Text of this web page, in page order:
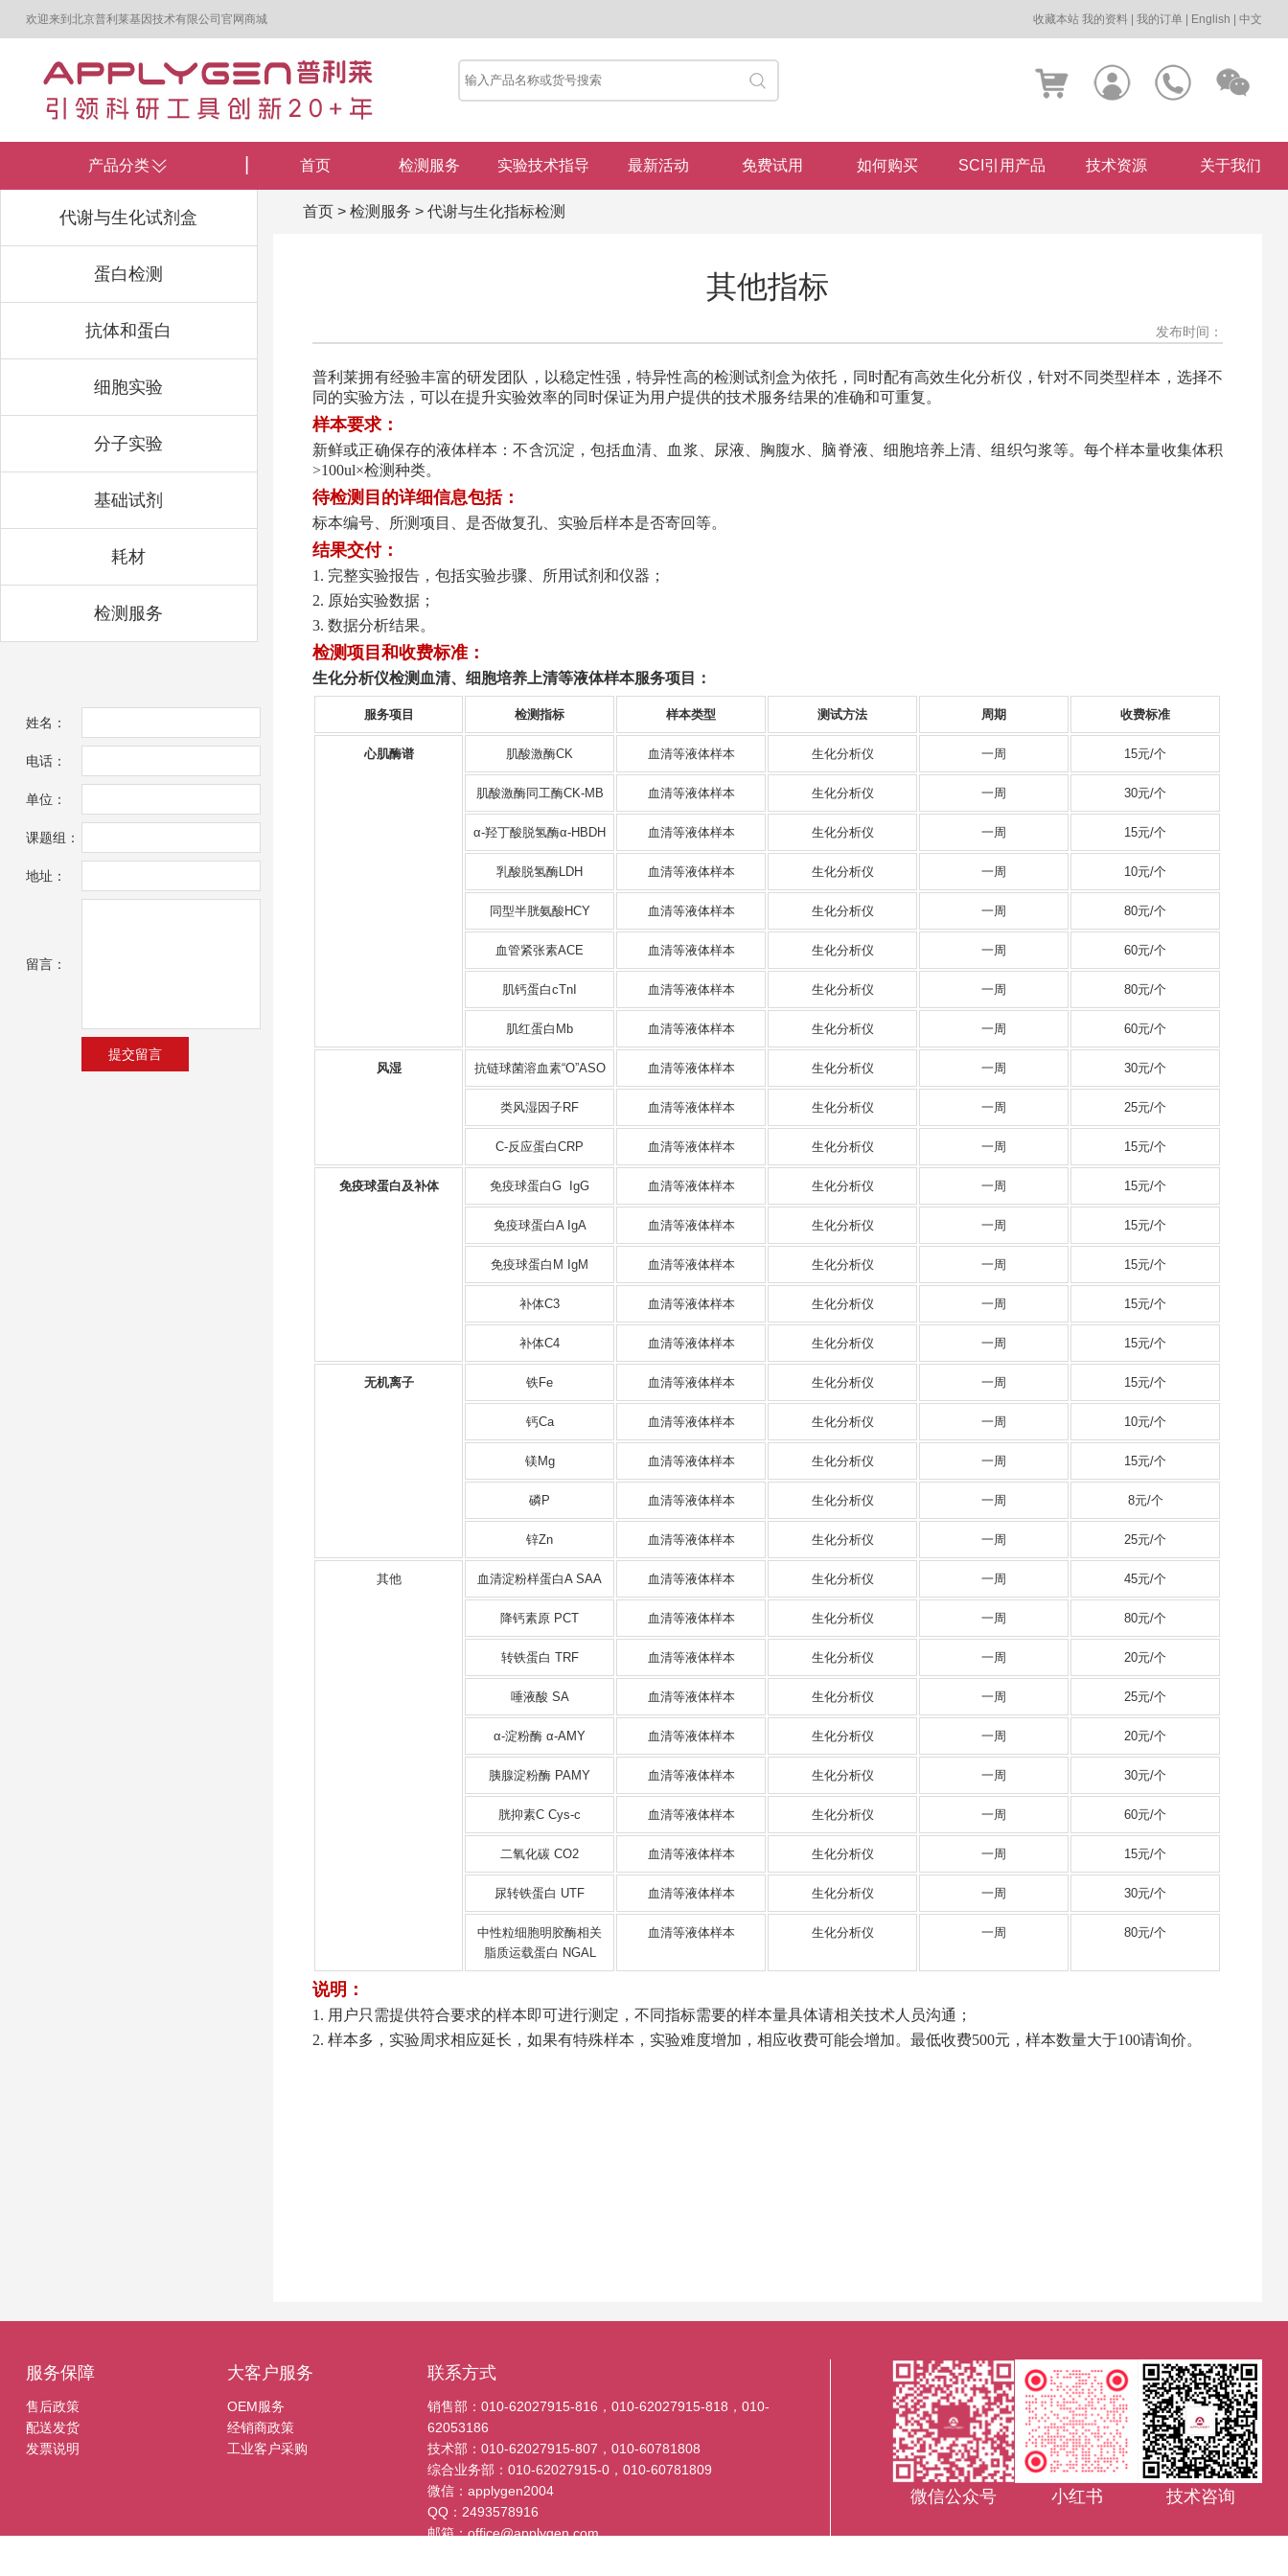
欢迎来到北京普利莱基因技术有限公司官网商城 收藏本站 我的资料 |我的订单 English |中文
产品分类
代谢与生化试剂盒
蛋白检测
抗体和蛋白
细胞实验
分子实验
基础试剂
耗材
检测服务
首页 检测服务 实验技术指导 最新活动 免费试用 如何购买 SCI引用产品 技术资源 关于我们
首页> 检测服务 > 代谢与生化指标检测
其他指标
发布时间：
普利莱拥有经验丰富的研发团队，以稳定性强，特异性高的检测试剂盒为依托，同时配有高效生化分析仪，针对不同类型样本，选择不
同的实验方法，可以在提升实验效率的同时保证为用户提供的技术服务结果的准确和可重复。
样本要求：
新鲜或正确保存的液体样本：不含沉淀，包括血清、血浆、尿液、胸腹水、脑脊液、细胞培养上清、组织匀浆等。每个样本量收集体积
>100ul×检测种类。
待检测目的详细信息包括：
标本编号、所测项目、是否做复孔、实验后样本是否寄回等。
结果交付：
1. 完整实验报告，包括实验步骤、所用试剂和仪器；
2. 原始实验数据；
3. 数据分析结果。
检测项目和收费标准：
生化分析仪检测血清、细胞培养上清等液体样本服务项目：
服务项目 检测指标 样本类型 测试方法 周期 收费标准
心肌酶谱 肌酸激酶CK 血清等液体样本 生化分析仪 一周 15元/个
肌酸激酶同工酶CK-MB 血清等液体样本 生化分析仪 一周 30元/个
α-羟丁酸脱氢酶α-HBDH 血清等液体样本 生化分析仪 一周 15元/个
乳酸脱氢酶LDH 血清等液体样本 生化分析仪 一周 10元/个
同型半胱氨酸HCY 血清等液体样本 生化分析仪 一周 80元/个
血管紧张素ACE 血清等液体样本 生化分析仪 一周 60元/个
肌钙蛋白cTnI 血清等液体样本 生化分析仪 一周 80元/个
肌红蛋白Mb 血清等液体样本 生化分析仪 一周 60元/个
风湿 抗链球菌溶血素“O”ASO 血清等液体样本 生化分析仪 一周 30元/个
类风湿因子RF 血清等液体样本 生化分析仪 一周 25元/个
C-反应蛋白CRP 血清等液体样本 生化分析仪 一周 15元/个
免疫球蛋白及补体 免疫球蛋白G IgG 血清等液体样本 生化分析仪 一周 15元/个
免疫球蛋白A IgA 血清等液体样本 生化分析仪 一周 15元/个
免疫球蛋白M IgM 血清等液体样本 生化分析仪 一周 15元/个
补体C3 血清等液体样本 生化分析仪 一周 15元/个
补体C4 血清等液体样本 生化分析仪 一周 15元/个
无机离子 铁Fe 血清等液体样本 生化分析仪 一周 15元/个
钙Ca 血清等液体样本 生化分析仪 一周 10元/个
镁Mg 血清等液体样本 生化分析仪 一周 15元/个
磷P 血清等液体样本 生化分析仪 一周 8元/个
锌Zn 血清等液体样本 生化分析仪 一周 25元/个
其他 血清淀粉样蛋白A SAA 血清等液体样本 生化分析仪 一周 45元/个
降钙素原 PCT 血清等液体样本 生化分析仪 一周 80元/个
转铁蛋白 TRF 血清等液体样本 生化分析仪 一周 20元/个
唾液酸 SA 血清等液体样本 生化分析仪 一周 25元/个
α-淀粉酶 α-AMY 血清等液体样本 生化分析仪 一周 20元/个
胰腺淀粉酶 PAMY 血清等液体样本 生化分析仪 一周 30元/个
胱抑素C Cys-c 血清等液体样本 生化分析仪 一周 60元/个
二氧化碳 CO2 血清等液体样本 生化分析仪 一周 15元/个
尿转铁蛋白 UTF 血清等液体样本 生化分析仪 一周 30元/个
中性粒细胞明胶酶相关
脂质运载蛋白 NGAL
血清等液体样本 生化分析仪 一周 80元/个
说明：
1. 用户只需提供符合要求的样本即可进行测定，不同指标需要的样本量具体请相关技术人员沟通；
2. 样本多，实验周求相应延长，如果有特殊样本，实验难度增加，相应收费可能会增加。最低收费500元，样本数量大于100请询价。
姓名：
电话：
单位：
课题组：
地址：
留言：
服务保障
售后政策
配送发货
发票说明
大客户服务
OEM服务
经销商政策
工业客户采购
联系方式
销售部：010-62027915-816，010-62027915-818，010-
62053186
技术部：010-62027915-807，010-60781808
综合业务部：010-62027915-0，010-60781809
微信：applygen2004
QQ：2493578916
邮箱：office@applygen.com
技术咨询
小红书
微信公众号